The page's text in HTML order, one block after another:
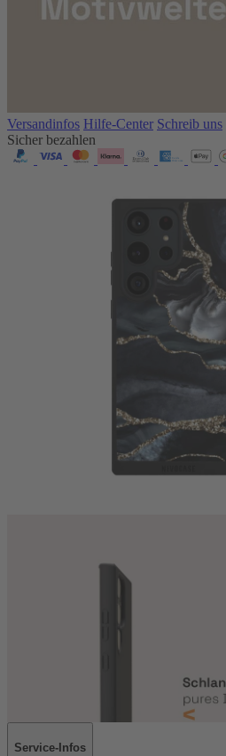
Versandinfos Hilfe-Center Schreib uns
Sicher bezahlen
Service-Infos